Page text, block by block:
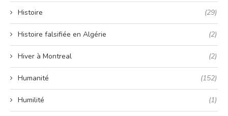
Histoire (29)
Histoire falsifiée en Algérie (2)
Hiver à Montreal (2)
Humanité (152)
Humilité (1)